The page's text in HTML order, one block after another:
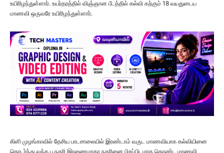
உயிரிழந்துள்ளார். உயர்தரத்தில் விஞ்ஞான பீடத்தில் கல்வி கற்கும் 18 வயதுடைய
மாணவி ஒருவரே உயிரிழந்துள்ளார்.
கிளி முழங்காவில் தேசிய பாடசாலையில் இரண்டாம் வருட மாணவியாக கல்வியினை
தொடர்ந்து வந்த பூநகரி இரணைமாதா நகரினை பிறப்பிடமாக கொண்ட மாணவி